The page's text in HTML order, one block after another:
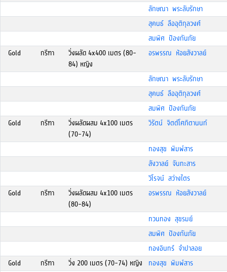
ลักษณา พระลับรักษา
สุคนธ์ ลืออุติกุลวงศ์
สมพิศ ป้องกันภัย
Gold
กรีฑา
วิ่งผลัด 4x400 เมตร (80-
84) หญิง
อรพรรณ ห้อยสังวาลย์
ลักษณา พระลับรักษา
สุคนธ์ ลืออุติกุลวงศ์
สมพิศ ป้องกันภัย
Gold
กรีฑา
วิ่งผลัดผสม 4x100 เมตร
(70-74)
วิรัตน์ จิตต์โศภิตานนท์
ทองสุข พิมพ์สาร
สังวาลย์ จันทะสาร
วิโรจน์ สว่างไตร
Gold
กรีฑา
วิ่งผลัดผสม 4x100 เมตร
(80-84)
อรพรรณ ห้อยสังวาลย์
ทวนทอง สุขรมย์
สมพิศ ป้องกันภัย
ทองอินทร์ จำปาลอย
Gold
กรีฑา วิ่ง 200 เมตร (70-74) หญิง
ทองสุข พิมพ์สาร